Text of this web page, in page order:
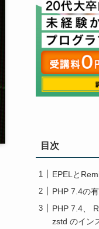
目次
EPELと
PHP 7.4の
PHP 7.4、
zstd のイン